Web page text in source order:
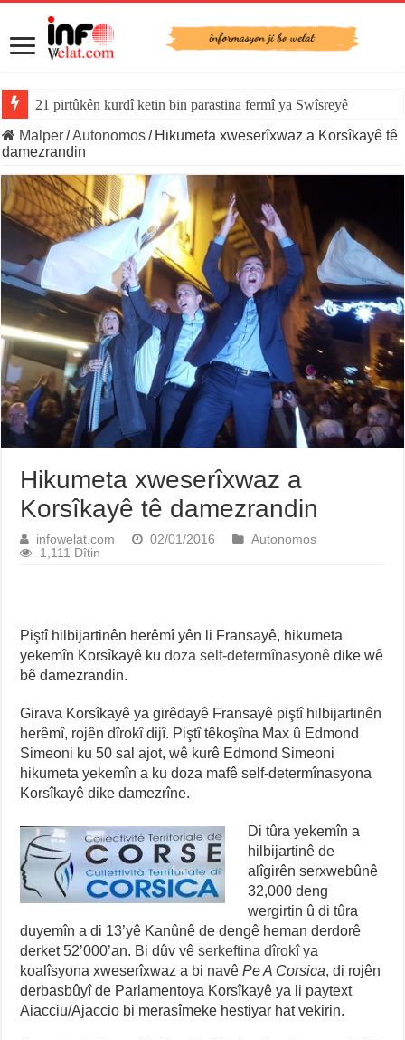
21 pirtûkên kurdî ketin bin parastina fermî ya Swîsreyê
Malper/Autonomos/ Hikumeta xweserîxwaz a Korsîkayê tê
damezrandin
Hikumeta xweserîxwaz a
Korsîkayê tê damezrandin
infowelat.com 02/01/2016
Autonomos
1,111 Dîtin
Piştî hilbijartinên herêmî yên li Fransayê, hikumeta
yekemîn Korsîkayê kudoza self-determînasyonêdike wê
bê damezrandin.
Girava Korsîkayê ya girêdayê Fransayê piştî hilbijartinên
herêmî, rojên dîrokî dijî. Piştî têkoşîna Max û Edmond
Simeoni ku 50 sal ajot, wê kurê Edmond Simeoni
hikumeta yekemîn a ku doza mafê self-determînasyona
Korsîkayê dike damezrîne.
Di tûra yekemîn a
hilbijartinê de
alîgirên serxwebûnê
32,000 deng
wergirtin û di tûra
duyemîn a di 13’yê Kanûnê de dengê heman derdorê
derket 52’000’an. Bi dûv vêserkeftina dîrokîya
koalîsyona xweserîxwaz a bi navêPe A Corsica, di rojên
derbasbûyî de Parlamentoya Korsîkayê ya li paytext
Aiacciu/Ajaccio bi merasîmeke hestiyar hat vekirin.